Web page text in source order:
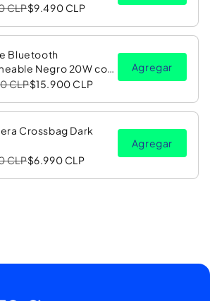
CLP$9.490 CLP
Bluetooth
Negro 20W con
RGB PV26 Copec
CLP$15.900 CLP
Agregar
Crossbag Dark
CLP$6.990 CLP
Agregar